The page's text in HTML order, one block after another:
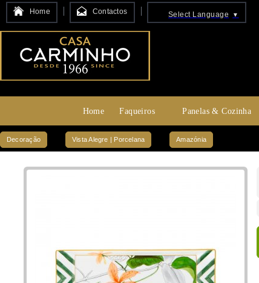
Home Contactos Select Language ▼
Home Faqueiros Panelas & Cozinha
Decoração Vista Alegre | Porcelana Amazónia